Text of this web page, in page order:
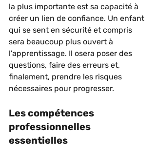
la plus importante est sa capacité à
créer un lien de confiance. Un enfant
qui se sent en sécurité et compris
sera beaucoup plus ouvert à
l'apprentissage. Il osera poser des
questions, faire des erreurs et,
finalement, prendre les risques
nécessaires pour progresser.
Les compétences
professionnelles
essentielles